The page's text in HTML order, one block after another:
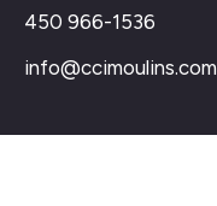
450 966-1536
info@ccimoulins.com